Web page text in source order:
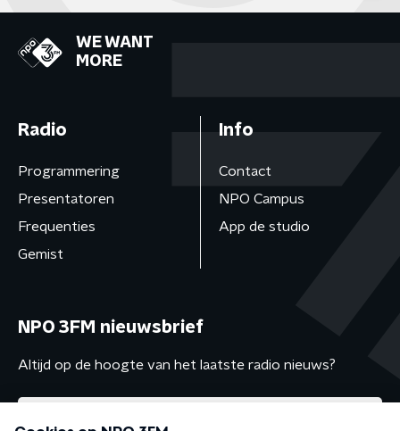
WE WANT
MORE
Radio
Programmering
Presentatoren
Frequenties
Gemist
Info
Contact
NPO Campus
App de studio
NPO 3FM nieuwsbrief
Altijd op de hoogte van het laatste radio nieuws?